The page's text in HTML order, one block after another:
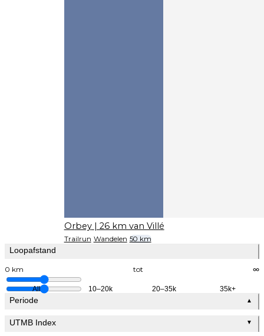
Orbey | 26 km van Villé
Trailrun Wandelen 50 km
Loopafstand
0 km tot ∞
All 10–20k 20–35k 35k+
Periode ▲
UTMB Index ▼